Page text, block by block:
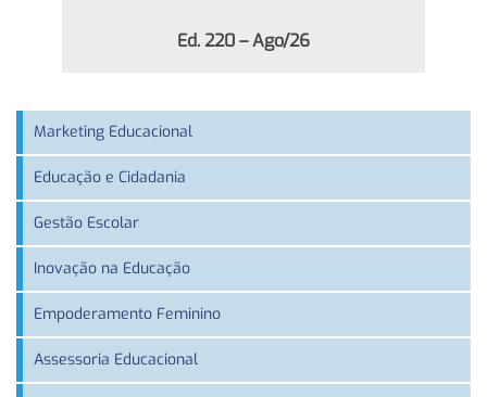
Ed. 220 – Ago/26
Marketing Educacional
Educação e Cidadania
Gestão Escolar
Inovação na Educação
Empoderamento Feminino
Assessoria Educacional